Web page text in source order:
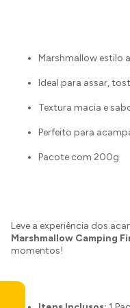
Marshmallow estilo
Ideal para assar,
Textura macia e
Perfeito para
Pacote com 200g
Leve a experiência dos
Marshmallow Camping
momentos!